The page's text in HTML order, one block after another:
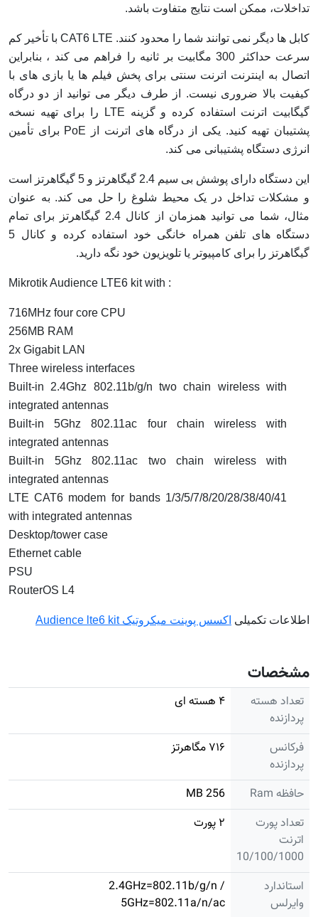
تداخلات، ممکن است نتایج متفاوت باشد.
کابل ها دیگر نمی توانند شما را محدود کنند. CAT6 LTE با تأخیر کم
سرعت حداکثر 300 مگابیت بر ثانیه را فراهم می کند ، بنابراین
اتصال به اینترنت اترنت سنتی برای پخش فیلم ها یا بازی های با
کیفیت بالا ضروری نیست. از طرف دیگر می توانید از دو درگاه
گیگابیت اترنت استفاده کرده و گزینه LTE را برای تهیه نسخه
پشتیبان تهیه کنید. یکی از درگاه های اترنت از PoE برای تأمین
انرژی دستگاه پشتیبانی می کند.
این دستگاه دارای پوشش بی سیم 2.4 گیگاهرتز و 5 گیگاهرتز است
و مشکلات تداخل در یک محیط شلوغ را حل می کند. به عنوان
مثال، شما می توانید همزمان از کانال 2.4 گیگاهرتز برای تمام
دستگاه های تلفن همراه خانگی خود استفاده کرده و کانال 5
گیگاهرتز را برای کامپیوتر یا تلویزیون خود نگه دارید.
Mikrotik Audience LTE6 kit with :
716MHz four core CPU
256MB RAM
2x Gigabit LAN
Three wireless interfaces
Built-in 2.4Ghz 802.11b/g/n two chain wireless with
integrated antennas
Built-in 5Ghz 802.11ac four chain wireless with
integrated antennas
Built-in 5Ghz 802.11ac two chain wireless with
integrated antennas
LTE CAT6 modem for bands 1/3/5/7/8/20/28/38/40/41
with integrated antennas
Desktop/tower case
Ethernet cable
PSU
RouterOS L4
اطلاعات تکمیلی اکسس پوینت میکروتیک Audience lte6 kit
مشخصات
تعداد هسته
پردازنده
۴ هسته ای
فرکانس
پردازنده
۷۱۶ مگاهرتز
حافظه Ram
256 MB
تعداد پورت
اترنت
10/100/1000
۲ پورت
استاندارد
وایرلس
2.4GHz=802.11b/g/n /
5GHz=802.11a/n/ac